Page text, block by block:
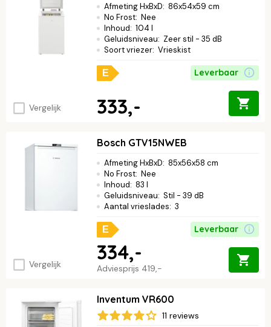
Vergelijk
Afmeting HxBxD: 86x54x59 cm
No Frost: Nee
Inhoud: 104 l
Geluidsniveau: Zeer stil - 35 dB
Soort vriezer: Vrieskist
E Leverbaar
333,-
Vergelijk
Bosch GTV15NWEB
Afmeting HxBxD: 85x56x58 cm
No Frost: Nee
Inhoud: 83 l
Geluidsniveau: Stil - 39 dB
Aantal vrieslades: 3
E Leverbaar
Adviesprijs 419,-
334,-
Inventum VR600
11 reviews